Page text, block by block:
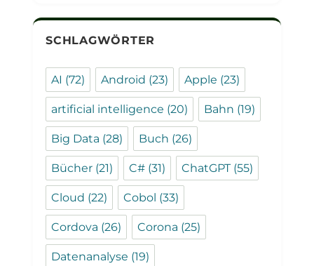
SCHLAGWÖRTER
AI (72) Android (23) Apple (23)
artificial intelligence (20) Bahn (19)
Big Data (28) Buch (26)
Bücher (21) C# (31) ChatGPT(55)
Cloud (22) Cobol (33)
Cordova (26) Corona (25)
Datenanalyse (19)